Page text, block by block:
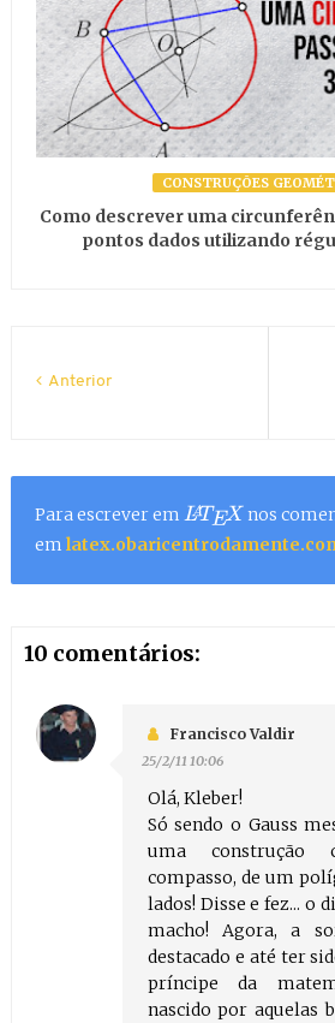
CONSTRUÇÕES
Como descrever uma
pontos dados utilizando
Anterior
Para escrever em LATEX nos
em
10 comentários:
Francisco Valdir
25/2/11 10:06
Olá, Kleber!
Só sendo o Gauss
uma construção
compasso, de um
lados! Disse e fez... o
macho! Agora, a
destacado e até ter
príncipe da
nascido por aquelas